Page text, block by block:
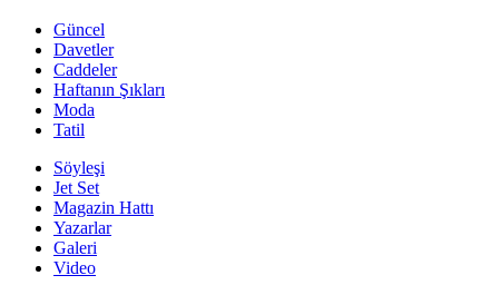
Güncel
Davetler
Caddeler
Haftanın Şıkları
Moda
Tatil
Söyleşi
Jet Set
Magazin Hattı
Yazarlar
Galeri
Video